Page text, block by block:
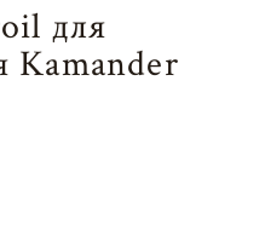
для
Kamander